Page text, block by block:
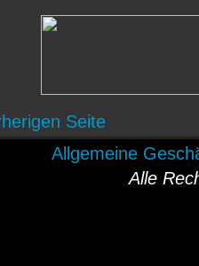
Seite
Allgemeine
Alle